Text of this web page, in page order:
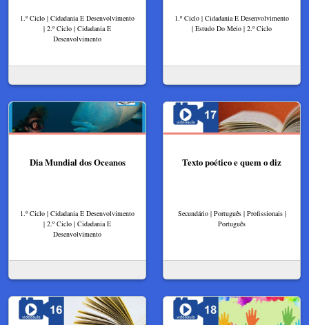
1.º Ciclo | Cidadania E Desenvolvimento
| 2.º Ciclo | Cidadania E
Desenvolvimento
1.º Ciclo | Cidadania E Desenvolvimento
| Estudo Do Meio | 2.º Ciclo
Dia Mundial dos Oceanos
1.º Ciclo | Cidadania E Desenvolvimento
| 2.º Ciclo | Cidadania E
Desenvolvimento
Texto poético e quem o diz
Secundário | Português | Profissionais |
Português